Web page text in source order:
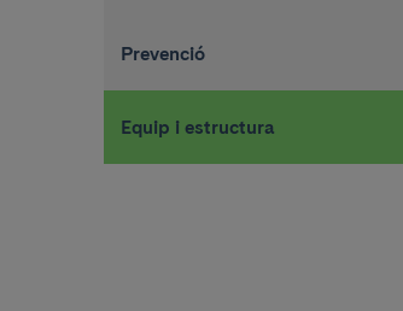
Prevenció
Equip i estructura